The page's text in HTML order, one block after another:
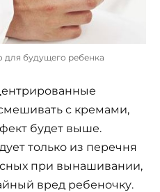
для будущего ребенка
с кремами,
будет выше.
только из перечня
при вынашивании,
вред ребеночку.